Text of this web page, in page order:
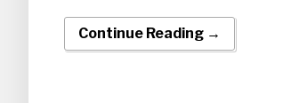
Continue Reading →